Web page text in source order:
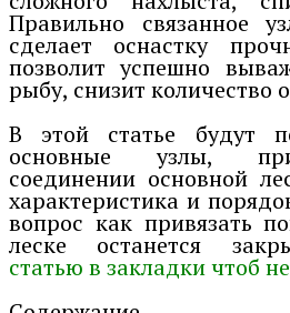
Правильно связанное
сделает оснастку
позволит успешно
рыбу, снизит количество
В этой статье будут
основные узлы,
соединении основной
характеристика и
вопрос как привязать
леске останется
статью в закладки чтоб